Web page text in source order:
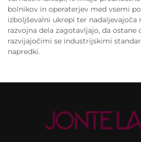
bolnikov in operaterjev med vsemi
izboljševalni ukrepi ter nadaljevajoča
razvojna dela zagotavljajo, da ostane
razvijajočimi se industrijskimi
napredki.